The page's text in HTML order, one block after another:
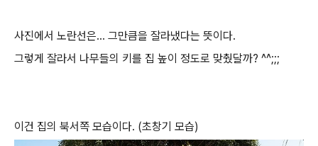
사진에서 노란선은... 그만큼을 잘라냈다는 뜻이다.
그렇게 잘라서 나무들의 키를 집 높이 정도로 맞췄달까? ^^;;;
이건 집의 북서쪽 모습이다. (초창기 모습)